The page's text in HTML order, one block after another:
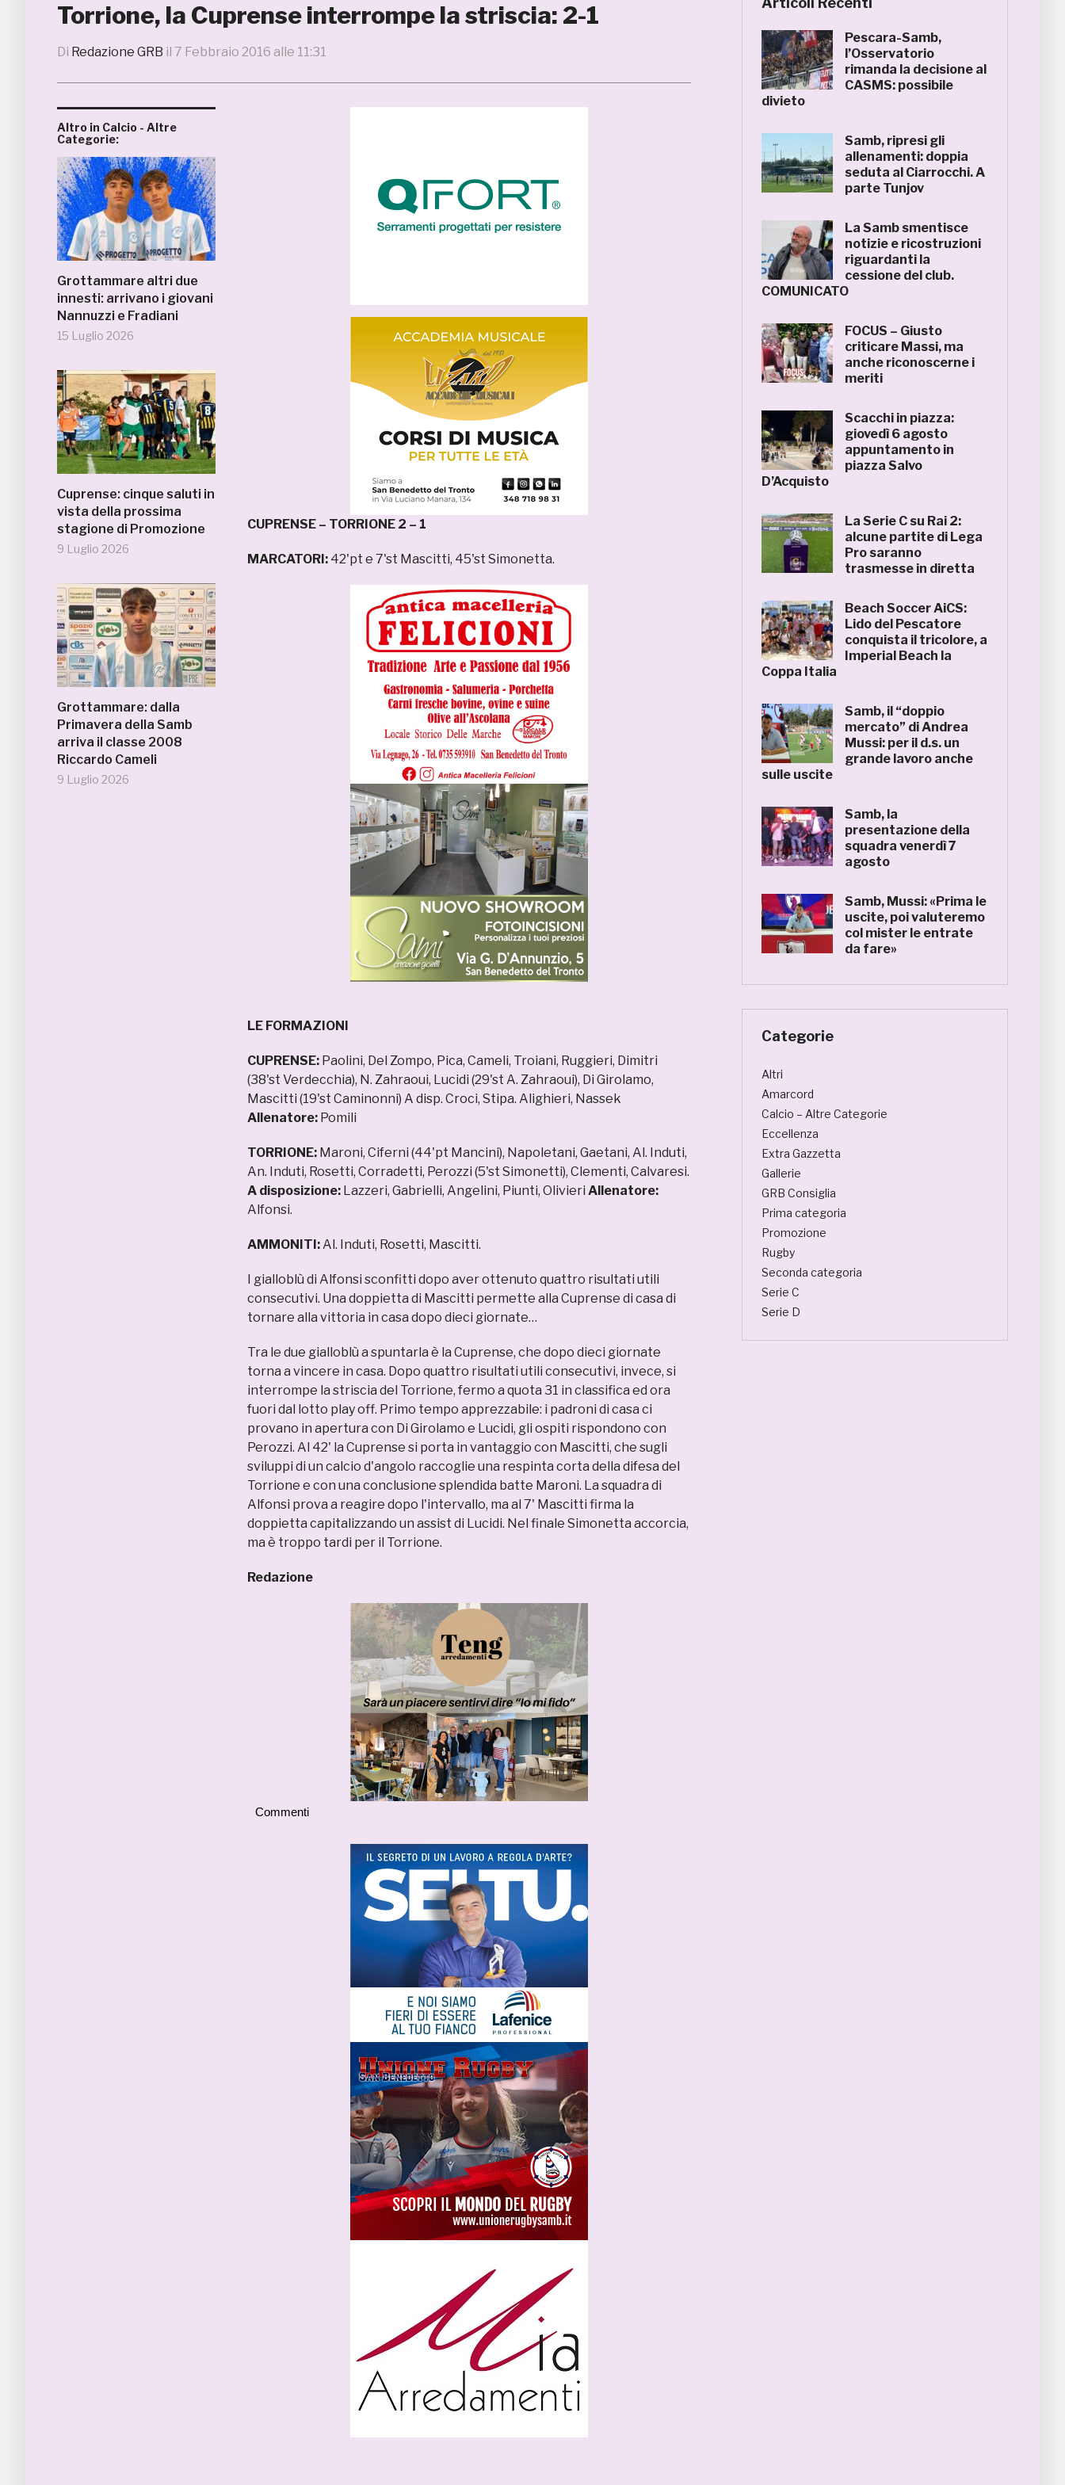
Torrione, la Cuprense interrompe la striscia: 2-1
Di Redazione GRB il 7 Febbraio 2016 alle 11:31
Altro in Calcio - Altre
Categorie:
Grottammare altri due
innesti: arrivano i giovani
Nannuzzi e Fradiani
15 Luglio 2026
Cuprense: cinque saluti in
vista della prossima
stagione di Promozione
9 Luglio 2026
Grottammare: dalla
Primavera della Samb
arriva il classe 2008
Riccardo Cameli
9 Luglio 2026
CUPRENSE – TORRIONE 2 – 1
MARCATORI: 42'pt e 7'st Mascitti, 45'st Simonetta.
LE FORMAZIONI
CUPRENSE: Paolini, Del Zompo, Pica, Cameli, Troiani, Ruggieri, Dimitri
(38'st Verdecchia), N. Zahraoui, Lucidi (29'st A. Zahraoui), Di Girolamo,
Mascitti (19'st Caminonni) A disp. Croci, Stipa. Alighieri, Nassek
Allenatore: Pomili
TORRIONE: Maroni, Ciferni (44'pt Mancini), Napoletani, Gaetani, Al. Induti,
An. Induti, Rosetti, Corradetti, Perozzi (5'st Simonetti), Clementi, Calvaresi.
A disposizione: Lazzeri, Gabrielli, Angelini, Piunti, Olivieri Allenatore:
Alfonsi.
AMMONITI:Al. Induti, Rosetti, Mascitti.
I gialloblù di Alfonsi sconfitti dopo aver ottenuto quattro risultati utili
consecutivi. Una doppietta di Mascitti permette alla Cuprense di casa di
tornare alla vittoria in casa dopo dieci giornate…
Tra le due gialloblù a spuntarla è la Cuprense, che dopo dieci giornate
torna a vincere in casa. Dopo quattro risultati utili consecutivi, invece, si
interrompe la striscia del Torrione, fermo a quota 31 in classifica ed ora
fuori dal lotto play off. Primo tempo apprezzabile: i padroni di casa ci
provano in apertura con Di Girolamo e Lucidi, gli ospiti rispondono con
Perozzi. Al 42' la Cuprense si porta in vantaggio con Mascitti, che sugli
sviluppi di un calcio d'angolo raccoglie una respinta corta della difesa del
Torrione e con una conclusione splendida batte Maroni. La squadra di
Alfonsi prova a reagire dopo l'intervallo, ma al 7' Mascitti firma la
doppietta capitalizzando un assist di Lucidi. Nel finale Simonetta accorcia,
ma è troppo tardi per il Torrione.
Redazione
Commenti
Pescara-Samb,
l’Osservatorio
rimanda la decisione al
CASMS: possibile
divieto
Samb, ripresi gli
allenamenti: doppia
seduta al Ciarrocchi. A
parte Tunjov
La Samb smentisce
notizie e ricostruzioni
riguardanti la
cessione del club.
COMUNICATO
FOCUS – Giusto
criticare Massi, ma
anche riconoscerne i
meriti
Scacchi in piazza:
giovedì 6 agosto
appuntamento in
piazza Salvo
D’Acquisto
La Serie C su Rai 2:
alcune partite di Lega
Pro saranno
trasmesse in diretta
Beach Soccer AiCS:
Lido del Pescatore
conquista il tricolore, a
Imperial Beach la
Coppa Italia
Samb, il “doppio
mercato” di Andrea
Mussi: per il d.s. un
grande lavoro anche
sulle uscite
Samb, la
presentazione della
squadra venerdì 7
agosto
Samb, Mussi: «Prima le
uscite, poi valuteremo
col mister le entrate
da fare»
Categorie
Altri
Amarcord
Calcio – Altre Categorie
Eccellenza
Extra Gazzetta
Gallerie
GRB Consiglia
Prima categoria
Promozione
Rugby
Seconda categoria
Serie C
Serie D